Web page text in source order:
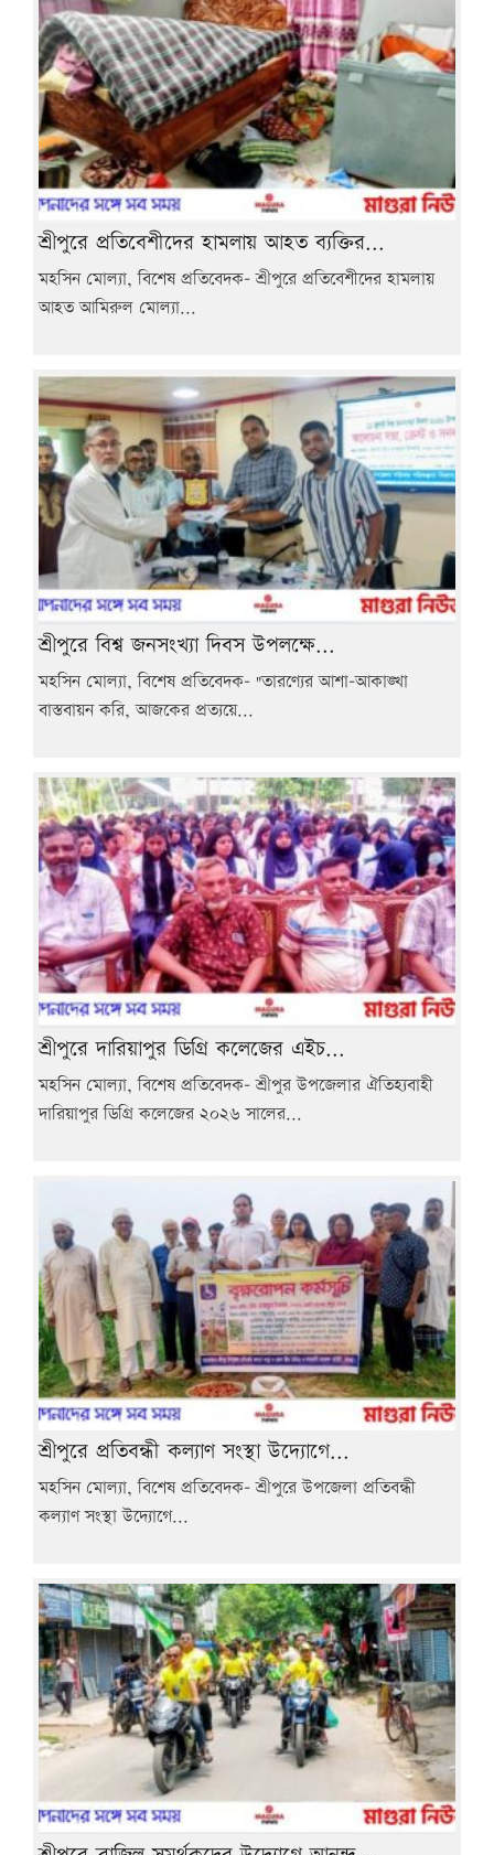
শ্রীপুরে প্রতিবেশীদের হামলায় আহত ব্যক্তির...
মহসিন মোল্যা, বিশেষ প্রতিবেদক- শ্রীপুরে প্রতিবেশীদের হামলায়
আহত আমিরুল মোল্যা...
শ্রীপুরে বিশ্ব জনসংখ্যা দিবস উপলক্ষে...
মহসিন মোল্যা, বিশেষ প্রতিবেদক- "তারণ্যের আশা-আকাঙ্খা
বাস্তবায়ন করি, আজকের প্রত্যয়ে...
শ্রীপুরে দারিয়াপুর ডিগ্রি কলেজের এইচ...
মহসিন মোল্যা, বিশেষ প্রতিবেদক- শ্রীপুর উপজেলার ঐতিহ্যবাহী
দারিয়াপুর ডিগ্রি কলেজের ২০২৬ সালের...
শ্রীপুরে প্রতিবন্ধী কল্যাণ সংস্থা উদ্যোগে...
মহসিন মোল্যা, বিশেষ প্রতিবেদক- শ্রীপুরে উপজেলা প্রতিবন্ধী
কল্যাণ সংস্থা উদ্যোগে...